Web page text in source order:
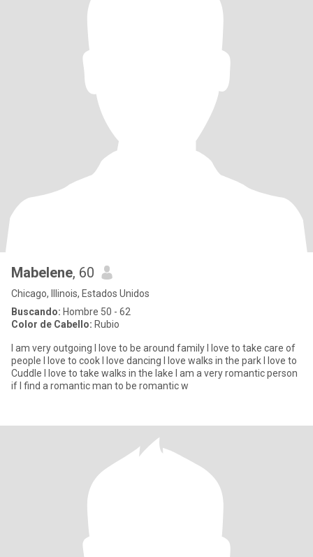
Mabelene, 60
Chicago, Illinois, Estados Unidos
Buscando: Hombre 50 - 62
Color de Cabello: Rubio
I am very outgoing I love to be around family I love to take care of
people I love to cook I love dancing I love walks in the park I love to
Cuddle I love to take walks in the lake I am a very romantic person
if I find a romantic man to be romantic w